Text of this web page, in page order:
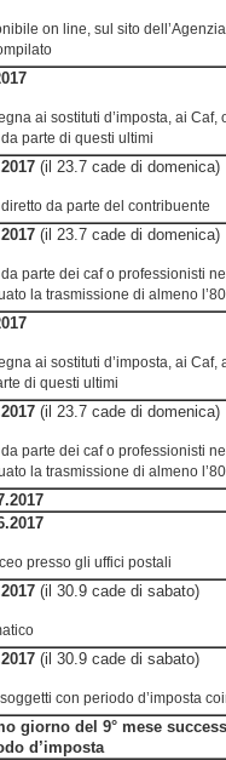
on line, sul sito
ai sostituti d’imposta, ai
parte di questi ultimi
(il 23.7 cade di domenica)
da parte del contribuente
(il 23.7 cade di domenica)
parte dei caf o professionisti
la trasmissione di almeno
ai sostituti d’imposta, ai
di questi ultimi
(il 23.7 cade di domenica)
parte dei caf o professionisti
la trasmissione di almeno
presso gli uffici postali
(il 30.9 cade di sabato)
(il 30.9 cade di sabato)
con periodo d’imposta
giorno del 9° mese
d’imposta